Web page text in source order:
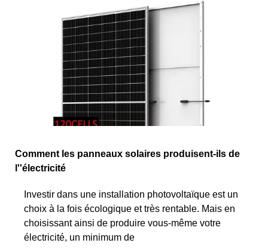
Comment les panneaux solaires produisent-ils de
l''électricité
Investir dans une installation photovoltaïque est un
choix à la fois écologique et très rentable. Mais en
choisissant ainsi de produire vous-même votre
électricité, un minimum de